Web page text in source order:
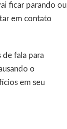
ficar parando ou
em contato
de fala para
o
em seu